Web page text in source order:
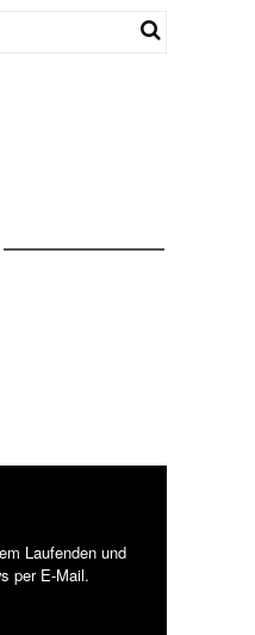
Laufenden und
per E-Mail.